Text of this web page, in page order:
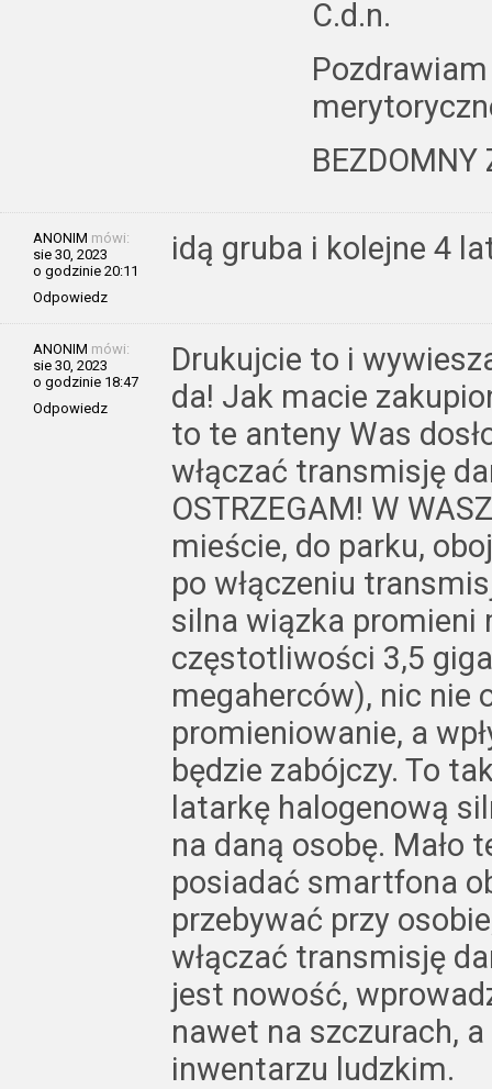
C.d.n.
BEZDOMNY
ANONIM mówi:
sie 30, 2023
o godzinie 20:11
Odpowiedz
idą gruba i kolejne 4
ANONIM mówi:
sie 30, 2023
o godzinie 18:47
Odpowiedz
Drukujcie to i
da! Jak macie
to te anteny Was
włączać transmisję
OSTRZEGAM! W
mieście, do parku,
po włączeniu
silna wiązka promieni
częstotliwości 3,5
megaherców), nic nie
promieniowanie, a
będzie zabójczy. To
latarkę halogenową
na daną osobę. Mało
posiadać smartfona
przebywać przy
włączać transmisję
jest nowość,
nawet na szczurach,
inwentarzu ludzkim.